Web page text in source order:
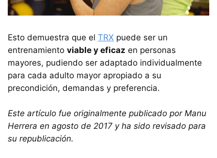
Esto demuestra que el TRX puede ser un
entrenamiento viable y eficaz en personas
mayores, pudiendo ser adaptado individualmente
para cada adulto mayor apropiado a su
precondición, demandas y preferencia.
Este artículo fue originalmente publicado por Manu
Herrera en agosto de 2017 y ha sido revisado para
su republicación.